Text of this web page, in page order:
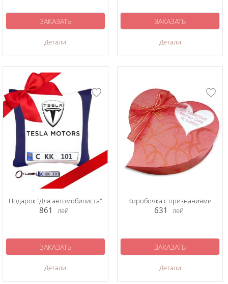
Детали
ЗАКАЗАТЬ
Детали
ЗАКАЗАТЬ
Подарок "Для автомобилиста"
861 лей
Детали
ЗАКАЗАТЬ
Коробочка с признаниями
631 лей
Детали
ЗАКАЗАТЬ